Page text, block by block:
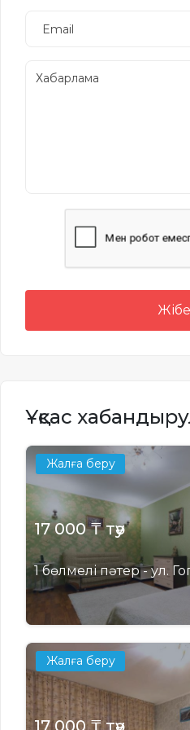
Ұқсас
Жалға беру
17 000 ₸ тәу
1 бөлмелі пәтер - ул.
Жалға беру
17 000 ₸ тәу